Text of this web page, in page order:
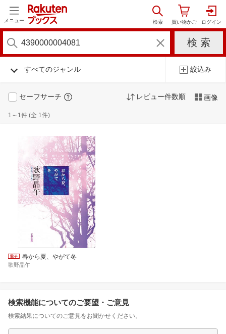
メニュー
すべてのジャンル 絞込み
セーフサーチ レビュー件数順 画像
1～1件 (全 1件)
春から夏、やがて冬
歌野晶午
検索機能についてのご要望・ご意見
検索結果についてのご意見をお聞かせください。